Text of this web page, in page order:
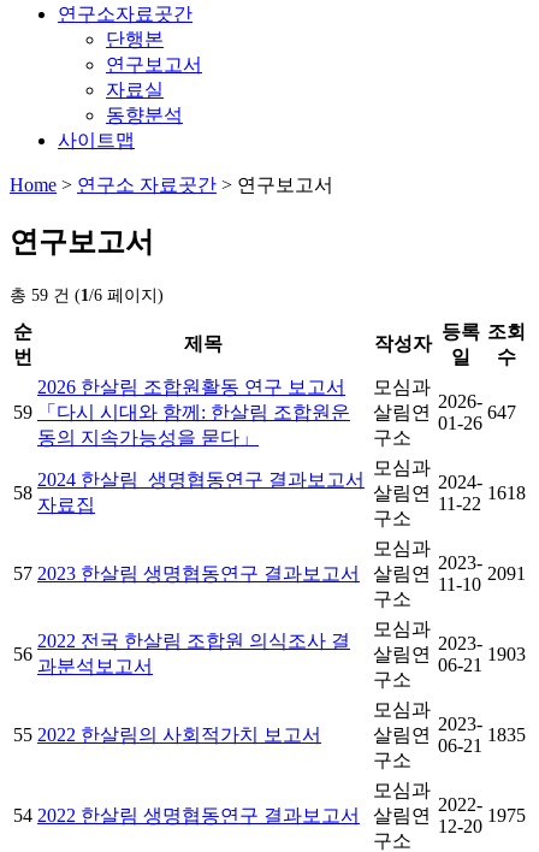
연구소자료곳간
단행본
연구보고서
자료실
동향분석
사이트맵
Home > 연구소 자료곳간 > 연구보고서
연구보고서
총 59 건 (1/6 페이지)
순
번
제목 작성자
등록
일
조회
수
59
2026 한살림 조합원활동 연구 보고서
「다시 시대와 함께: 한살림 조합원운
동의 지속가능성을 묻다」
모심과
살림연
구소
2026-
01-26
647
58
2024 한살림_생명협동연구 결과보고서
자료집
모심과
살림연
구소
2024-
11-22
1618
57 2023 한살림 생명협동연구 결과보고서
모심과
살림연
구소
2023-
11-10
2091
56
2022 전국 한살림 조합원 의식조사 결
과분석보고서
모심과
살림연
구소
2023-
06-21
1903
55 2022 한살림의 사회적가치 보고서
모심과
살림연
구소
2023-
06-21
1835
54 2022 한살림 생명협동연구 결과보고서
모심과
살림연
구소
2022-
12-20
1975